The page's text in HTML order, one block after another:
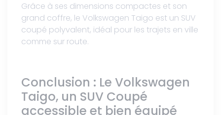
Grâce à ses dimensions compactes et son
grand coffre, le Volkswagen Taigo est un SUV
coupé polyvalent, idéal pour les trajets en ville
comme sur route.
Conclusion : Le Volkswagen
Taigo, un SUV Coupé
accessible et bien équipé